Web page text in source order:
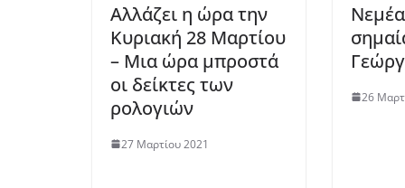
Αλλάζει η ώρα την
Κυριακή 28 Μαρτίου
– Μια ώρα μπροστά
οι δείκτες των
ρολογιών
27 Μαρτίου 2021
26